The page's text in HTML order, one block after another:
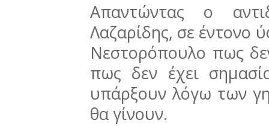
Απαντώντας ο
Λαζαρίδης, σε έντονο
Νεστορόπουλο πως
πως δεν έχει
υπάρξουν λόγω των
θα γίνουν.